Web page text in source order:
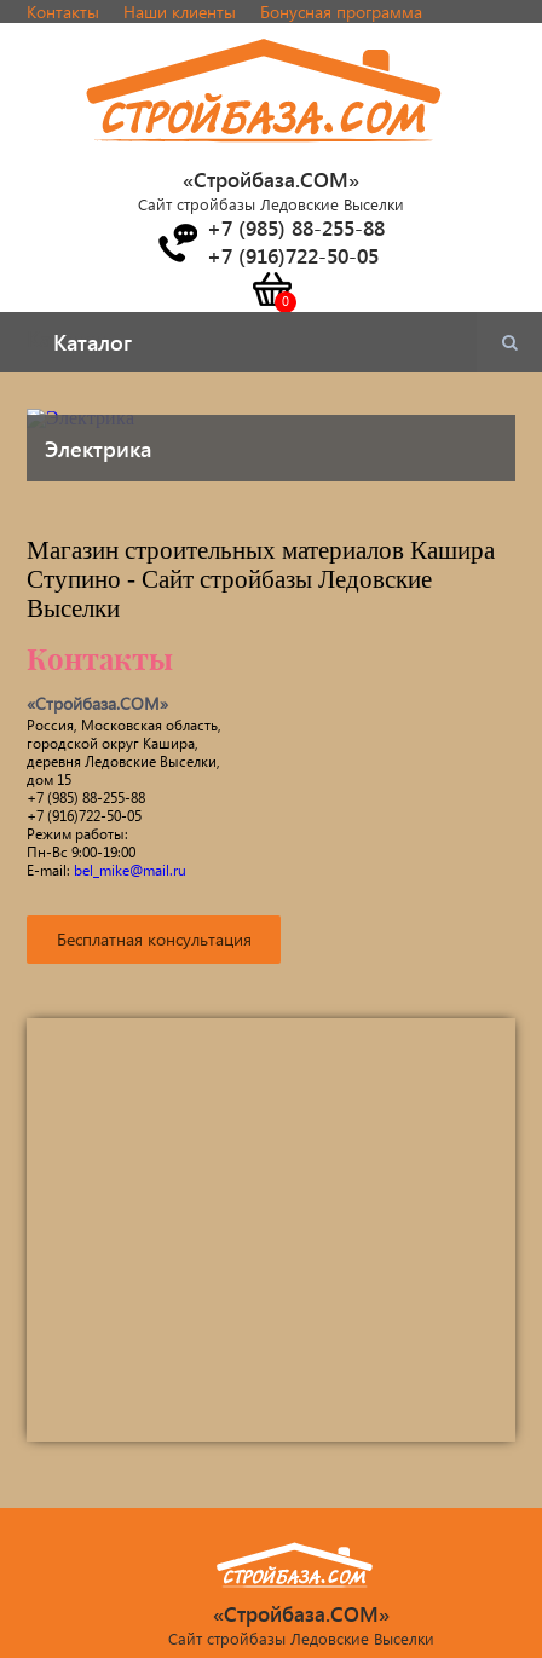
Контакты Наши клиенты Бонусная программа
«Стройбаза.COM»
Сайт стройбазы Ледовские Выселки
+7 (985) 88-255-88
+7 (916)722-50-05
Каталог
Каталог
Электрика
Магазин строительных материалов Кашира
Ступино - Сайт стройбазы Ледовские
Выселки
Контакты
«Стройбаза.COM»
Россия, Московская область,
городской округ Кашира,
деревня Ледовские Выселки,
дом 15
+7 (985) 88-255-88
+7 (916)722-50-05
Режим работы:
Пн-Вс 9:00-19:00
E-mail: bel_mike@mail.ru
Бесплатная консультация
«Стройбаза.COM»
Сайт стройбазы Ледовские Выселки